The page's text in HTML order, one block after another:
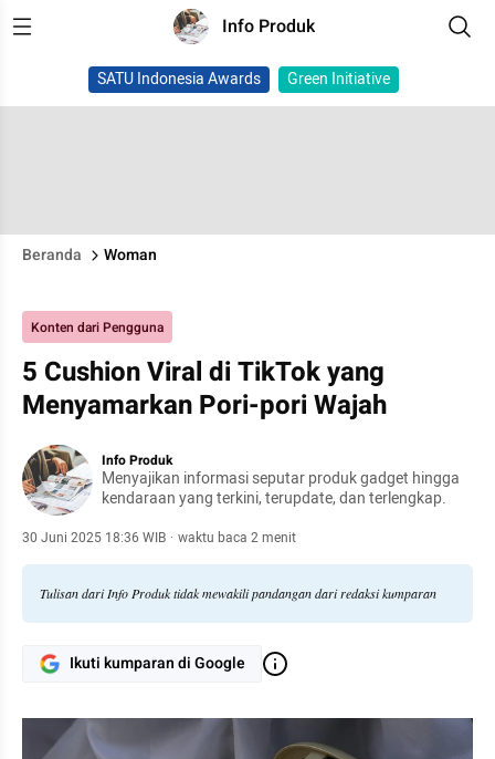
Info Produk
SATU Indonesia Awards Green Initiative
Beranda Woman
Konten dari Pengguna
5 Cushion Viral di TikTok yang
Menyamarkan Pori-pori Wajah
Info Produk
Menyajikan informasi seputar produk gadget hingga
kendaraan yang terkini, terupdate, dan terlengkap.
30 Juni 2025 18:36 WIB · waktu baca 2 menit
Tulisan dari Info Produk tidak mewakili pandangan dari redaksi kumparan
Ikuti kumparan di Google